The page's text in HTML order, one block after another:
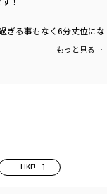
ぎる事もなく6分丈位に
もっと見る…
LIKE! 1